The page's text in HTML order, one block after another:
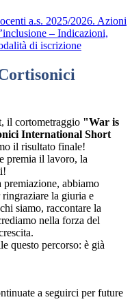
a.s. 2025/2026. Azioni
– Indicazioni,
di iscrizione
il cortometraggio "War is
International Short
il risultato finale!
premia il lavoro, la
abbiamo
la giuria e
siamo, raccontare la
nella forza del
questo percorso: è già
a seguirci per future